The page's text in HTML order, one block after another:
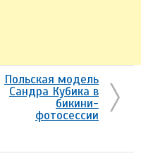
Польская модель
Сандра Кубика в
бикини-
фотосессии